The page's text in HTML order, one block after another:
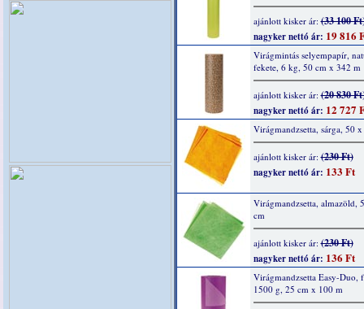
ajánlott kisker ár:(33 100
nagyker nettó ár: 19 816
Virágmintás selyempapír,
fekete, 6 kg, 50 cm x 342 m
ajánlott kisker ár:(20 830
nagyker nettó ár: 12 727
Virágmandzsetta, sárga, 50
ajánlott kisker ár:(230 Ft)
nagyker nettó ár: 133 Ft
Virágmandzsetta, almazöld,
cm
ajánlott kisker ár:(230 Ft)
nagyker nettó ár: 136 Ft
Virágmandzsetta Easy-Duo,
1500 g, 25 cm x 100 m